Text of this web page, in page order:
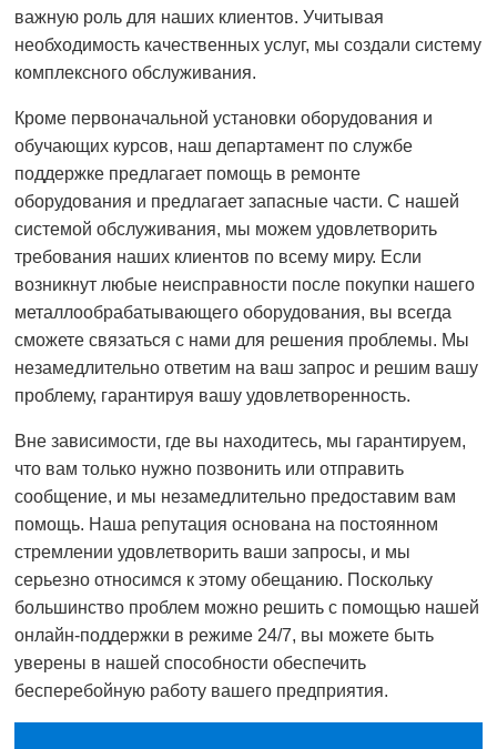
важную роль для наших клиентов. Учитывая
необходимость качественных услуг, мы создали систему
комплексного обслуживания.
Кроме первоначальной установки оборудования и
обучающих курсов, наш департамент по службе
поддержке предлагает помощь в ремонте
оборудования и предлагает запасные части. С нашей
системой обслуживания, мы можем удовлетворить
требования наших клиентов по всему миру. Если
возникнут любые неисправности после покупки нашего
металлообрабатывающего оборудования, вы всегда
сможете связаться с нами для решения проблемы. Мы
незамедлительно ответим на ваш запрос и решим вашу
проблему, гарантируя вашу удовлетворенность.
Вне зависимости, где вы находитесь, мы гарантируем,
что вам только нужно позвонить или отправить
сообщение, и мы незамедлительно предоставим вам
помощь. Наша репутация основана на постоянном
стремлении удовлетворить ваши запросы, и мы
серьезно относимся к этому обещанию. Поскольку
большинство проблем можно решить с помощью нашей
онлайн-поддержки в режиме 24/7, вы можете быть
уверены в нашей способности обеспечить
бесперебойную работу вашего предприятия.